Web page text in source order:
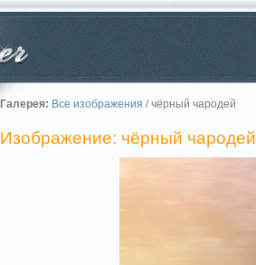
Галерея: Все изображения / чёрный чародей
Изображение: чёрный чародей